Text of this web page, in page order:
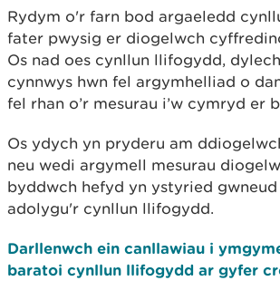
Rydym o'r farn bod argaeledd
fater pwysig er diogelwch
Os nad oes cynllun llifogydd,
cynnwys hwn fel argymhelliad o
fel rhan o’r mesurau i’w cymryd er
Os ydych yn pryderu am
neu wedi argymell mesurau
byddwch hefyd yn ystyried
adolygu'r cynllun llifogydd.
Darllenwch ein canllawiau i
baratoi cynllun llifogydd ar gyfer